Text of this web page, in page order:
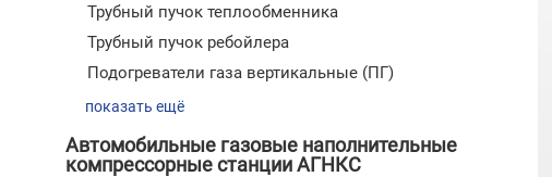
Трубный пучок теплообменника
Трубный пучок ребойлера
Подогреватели газа вертикальные (ПГ)
показать ещё
Автомобильные газовые наполнительные
компрессорные станции АГНКС